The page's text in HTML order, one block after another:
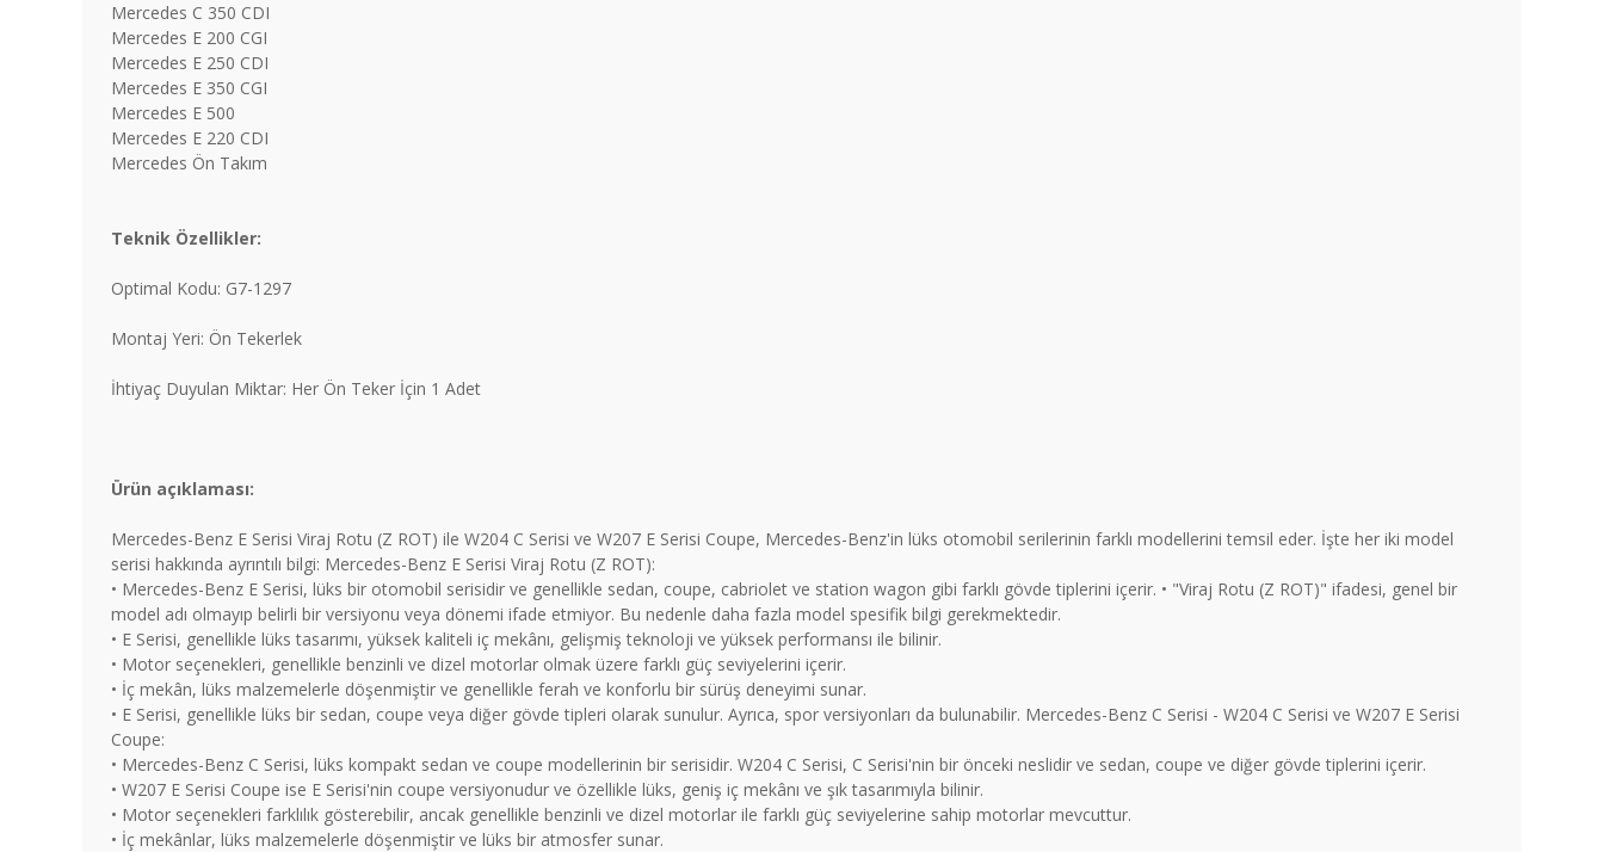
Mercedes C 350 CDI
Mercedes E 200 CGI
Mercedes E 250 CDI
Mercedes E 350 CGI
Mercedes E 500
Mercedes E 220 CDI
Mercedes Ön Takım
Teknik Özellikler:
Optimal Kodu: G7-1297
Montaj Yeri: Ön Tekerlek
İhtiyaç Duyulan Miktar: Her Ön Teker İçin 1 Adet
Ürün açıklaması:
Mercedes-Benz E Serisi Viraj Rotu (Z ROT) ile W204 C Serisi ve W207 E Serisi Coupe, Mercedes-Benz'in lüks otomobil serilerinin farklı modellerini temsil eder. İşte her iki model
serisi hakkında ayrıntılı bilgi: Mercedes-Benz E Serisi Viraj Rotu (Z ROT):
• Mercedes-Benz E Serisi, lüks bir otomobil serisidir ve genellikle sedan, coupe, cabriolet ve station wagon gibi farklı gövde tiplerini içerir. • "Viraj Rotu (Z ROT)" ifadesi, genel bir
model adı olmayıp belirli bir versiyonu veya dönemi ifade etmiyor. Bu nedenle daha fazla model spesifik bilgi gerekmektedir.
• E Serisi, genellikle lüks tasarımı, yüksek kaliteli iç mekânı, gelişmiş teknoloji ve yüksek performansı ile bilinir.
• Motor seçenekleri, genellikle benzinli ve dizel motorlar olmak üzere farklı güç seviyelerini içerir.
• İç mekân, lüks malzemelerle döşenmiştir ve genellikle ferah ve konforlu bir sürüş deneyimi sunar.
• E Serisi, genellikle lüks bir sedan, coupe veya diğer gövde tipleri olarak sunulur. Ayrıca, spor versiyonları da bulunabilir. Mercedes-Benz C Serisi - W204 C Serisi ve W207 E Serisi
Coupe:
• Mercedes-Benz C Serisi, lüks kompakt sedan ve coupe modellerinin bir serisidir. W204 C Serisi, C Serisi'nin bir önceki neslidir ve sedan, coupe ve diğer gövde tiplerini içerir.
• W207 E Serisi Coupe ise E Serisi'nin coupe versiyonudur ve özellikle lüks, geniş iç mekânı ve şık tasarımıyla bilinir.
• Motor seçenekleri farklılık gösterebilir, ancak genellikle benzinli ve dizel motorlar ile farklı güç seviyelerine sahip motorlar mevcuttur.
• İç mekânlar, lüks malzemelerle döşenmiştir ve lüks bir atmosfer sunar.